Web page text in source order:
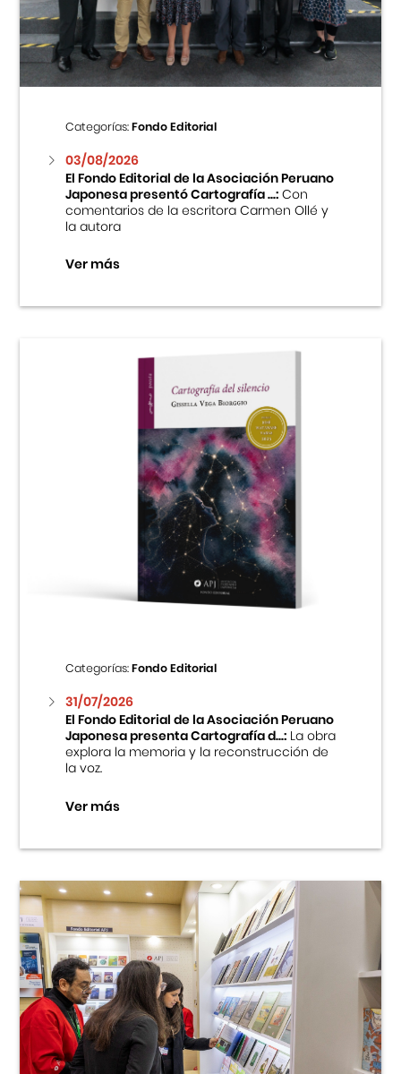
Centro Cultural Peruano Japonés
Cursos
Museo de la Inmigración Japonesa
Fondo Editorial
Teatro Peruano Japonés
Categorías:Fondo Editorial
03/08/2026
El Fondo Editorial de la Asociación Peruano
Japonesa presentó Cartografía ...:Con
comentarios de la escritora Carmen Ollé y
la autora
Ver más
Categorías:Fondo Editorial
31/07/2026
El Fondo Editorial de la Asociación Peruano
Japonesa presenta Cartografía d...:La obra
explora la memoria y la reconstrucción de
la voz.
Ver más